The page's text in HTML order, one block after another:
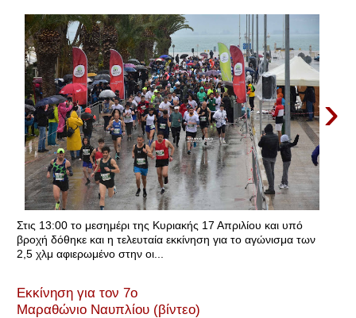
›
Στις 13:00 το μεσημέρι της Κυριακής 17 Απριλίου και υπό
βροχή δόθηκε και η τελευταία εκκίνηση για το αγώνισμα των
2,5 χλμ αφιερωμένο στην οι...
Εκκίνηση για τον 7ο
Μαραθώνιο Ναυπλίου (βίντεο)